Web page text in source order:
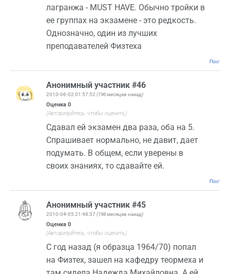
лагранжа - MUST HAVE. Обычно тройки в
ее группах на экзамене - это редкость.
Однозначно, один из лучших
преподавателей Физтеха
Анонимный участник #46
2010-06-02 01:57:52 (196 месяцев назад)
Оценка 0
(Авторизуйтесь, чтобы оценить)
Сдавал ей экзамен два раза, оба на 5.
Спрашивает нормально, не давит, дает
подумать. В общем, если уверены в
своих знаниях, то сдавайте ей.
Анонимный участник #45
2010-04-05 21:48:37 (198 месяцев назад)
Оценка 0
(Авторизуйтесь, чтобы оценить)
С год назад (я образца 1964/70) попал
на Физтех, зашел на кафедру теормеха и